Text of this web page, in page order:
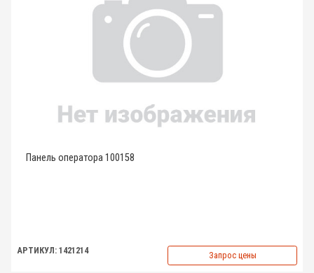
Панель оператора 100158
АРТИКУЛ: 1421214 Запрос цены